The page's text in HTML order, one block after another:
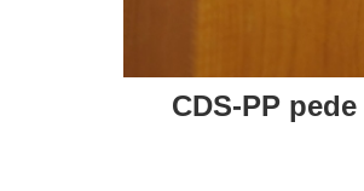
CDS-PP